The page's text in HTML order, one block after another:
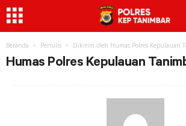
Beranda Penulis Dikirim oleh Humas Polres Kepulauan
Humas Polres Kepulauan